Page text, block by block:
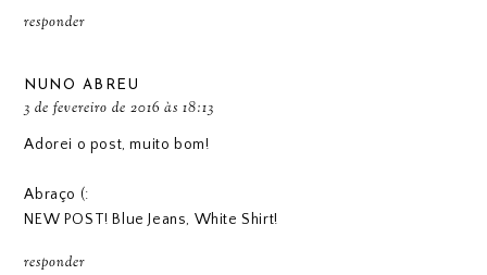
responder
NUNO ABREU
3 de fevereiro de 2016 às 18:13
Adorei o post, muito bom!
Abraço (:
NEW POST! Blue Jeans, White Shirt!
responder